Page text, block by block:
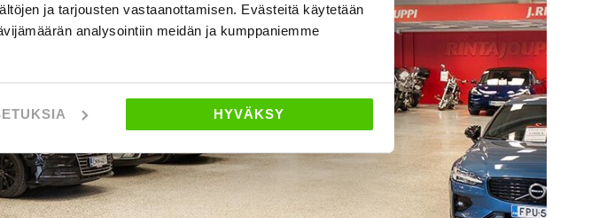
ja tarjousten vastaanottamisen. Evästeitä käytetään
analysointiin meidän ja kumppaniemme
HYVÄKSY